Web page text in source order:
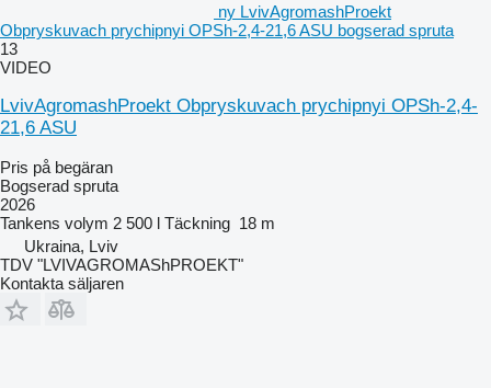
ny LvivAgromashProekt
Obpryskuvach prychipnyi OPSh-2,4-21,6 ASU bogserad spruta
13
VIDEO
LvivAgromashProekt Obpryskuvach prychipnyi OPSh-2,4-
21,6 ASU
Pris på begäran
Bogserad spruta
2026
Tankens volym 2 500 l Täckning 18 m
Ukraina, Lviv
TDV "LVIVAGROMAShPROEKT"
Kontakta säljaren